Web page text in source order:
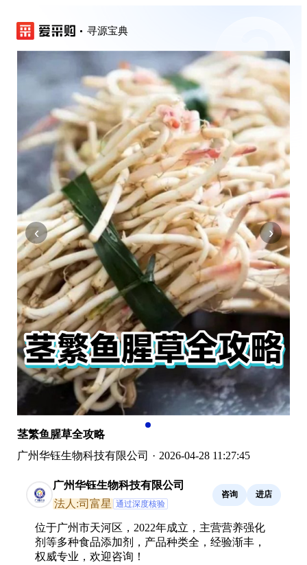
寻源宝典
‹ ›
茎繁鱼腥草全攻略
广州华钰生物科技有限公司 · 2026-04-28 11:27:45
广州华钰生物科技有限公司
法人:司富星 通过深度核验
咨询 进店
位于广州市天河区，2022年成立，主营营养强化
剂等多种食品添加剂，产品种类全，经验渐丰，
权威专业，欢迎咨询！